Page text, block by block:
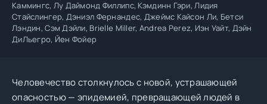
Каммингс, Лу Даймонд Филлипс, Кэмдинн Гэри, Лидия
Стайслингер, Дэниэл Фернандес, Джеймс Кайсон Ли, Бетси
Лэндин, Сэм Дэйли, Brielle Miller, Andrea Perez, Иэн Уайт, Дэйн
ДиЛьегро, Йен Фойер
Человечество столкнулось с новой, устрашающей
опасностью — эпидемией, превращающей людей в